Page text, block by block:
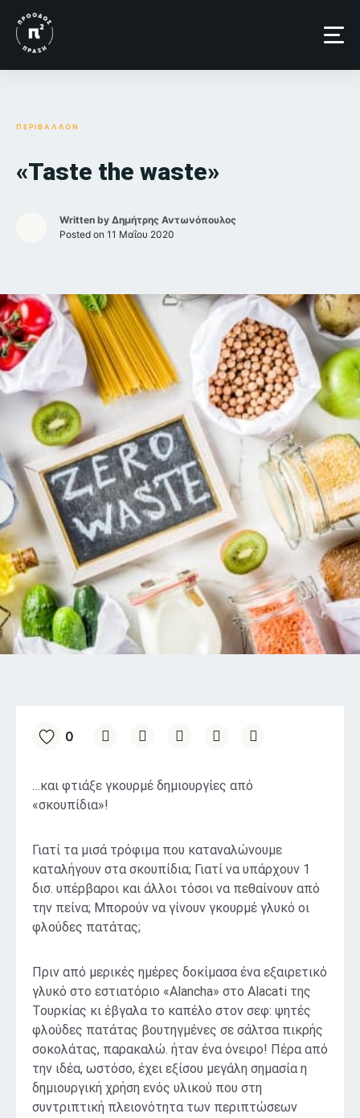
content
ΠΕΡΙΒΑΛΛΟΝ
«Taste the waste»
Written by Δημήτρης Αντωνόπουλος
Posted on 11 Μαΐου 2020
0
…και φτιάξε γκουρμέ δημιουργίες από
«σκουπίδια»!
Γιατί τα μισά τρόφιμα που καταναλώνουμε
καταλήγουν στα σκουπίδια; Γιατί να υπάρχουν 1
δισ. υπέρβαροι και άλλοι τόσοι να πεθαίνουν από
την πείνα; Μπορούν να γίνουν γκουρμέ γλυκό οι
φλούδες πατάτας;
Πριν από μερικές ημέρες δοκίμασα ένα εξαιρετικό
γλυκό στο εστιατόριο «Alancha» στο Alacati της
Τουρκίας κι έβγαλα το καπέλο στον σεφ: ψητές
φλούδες πατάτας βουτηγμένες σε σάλτσα πικρής
σοκολάτας, παρακαλώ. ήταν ένα όνειρο! Πέρα από
την ιδέα, ωστόσο, έχει εξίσου μεγάλη σημασία η
δημιουργική χρήση ενός υλικού που στη
συντριπτική πλειονότητα των περιπτώσεων